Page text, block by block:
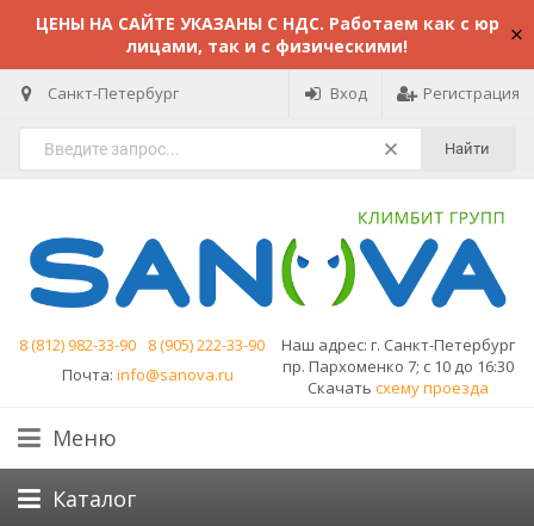
ЦЕНЫ НА САЙТЕ УКАЗАНЫ С НДС. Работаем как с юр
лицами, так и с физическими!
Санкт-Петербург Вход Регистрация
Найти
8 (812) 982-33-90
8 (905) 222-33-90
Почта: info@sanova.ru
Наш адрес: г. Санкт-Петербург
пр. Пархоменко 7; с 10 до 16:30
Скачать схему проезда
Меню
Каталог